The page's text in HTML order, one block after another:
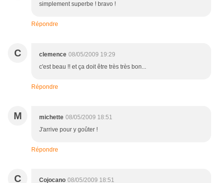
simplement superbe ! bravo !
Répondre
C clemence 08/05/2009 19:29
c'est beau !! et ça doit être très très bon...
Répondre
M michette 08/05/2009 18:51
J'arrive pour y goûter !
Répondre
C Cojocano 08/05/2009 18:51